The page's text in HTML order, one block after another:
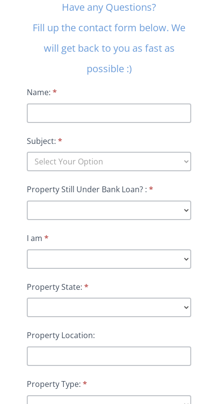
Us
Have any Questions?
Fill up the contact form below. We
will get back to you as fast as
possible :)
Name: *
Subject: *
Property Still Under Bank Loan? : *
I am *
Property State: *
Property Location:
Property Type: *